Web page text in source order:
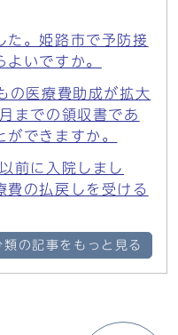
た。姫路市で予防接
いですか。
の医療費助成が拡大
までの領収書であ
できますか。
前に入院しまし
費の払戻しを受ける
類の記事をもっと見る